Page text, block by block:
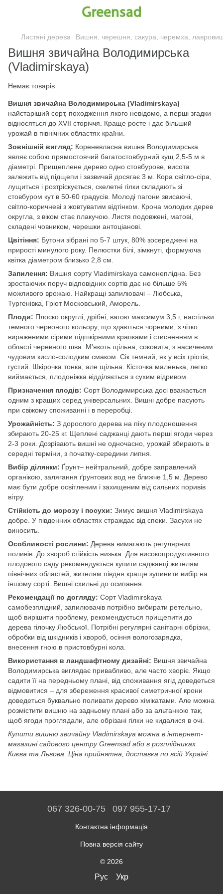
Листяні дерева Вишня, черешня, сакура, черемха,
Вишня звичайна Володимирська
(Vladimirskaya)
Немає товарів
Вишня звичайна Володимирська (Vladimirskaya) –
найстаріший сорт, походження якого невідомо, а перші згадки
відносяться до XVII сторіччя. Краще росте і дає більший
урожай в північних областях країни.
Зовнішній вигляд: Кореневласна вишня Володимирська
являє собою прямостоячий багатостовбурний кущ 2,5-5 м в
діаметрі. Прищеплене дерево одно стовбурове, висота
залежить від підщепи і зазвичай досягає 3 м. Кора світло-сіра,
лущиться і розтріскується, скелетні гілки складають зі
стовбуром кут в 50-60 градусів. Молоді пагони звисаючі,
світло-коричневі з жовтуватим відтінком. Крона молодих дерев
округла, з віком стає плакучою. Листя подовжені, матові,
складені човником, черешки антоціанові.
Цвітіння: Бутони зібрані по 5-7 штук, 80% зосереджені на
прирості минулого року. Пелюстки білі, зімкнуті, формуюча
квітка діаметром близько 2,8 см.
Запилення: Вишня сорту Vladimirskaya самонеплідна. Без
зростаючих поруч відповідних сортів дає не більше 5%
можливого врожаю. Найкращі запилювачі – Любська,
Тургенівка, Гріот Московський, Аморель.
Плоди: Плоско округлі, дрібні, вагою максимум 3,5 г, настільки
темного червоного кольору, що здаються чорними, з чітко
вираженими сірими підшкірними крапками і стисненням в
області черевного шва. М'якоть щільна, соковита, з насиченим
чудовим кисло-солодким смаком. Сік темний, як у всіх гріотів,
густий. Шкірочка тонка, але щільна. Кісточка маленька, легко
виймається, плодоніжка відділяється з сухим відривом.
Призначення плодів: Сорт Володимирська досі вважається
одним з кращих серед універсальних. Вишні добре пасують
при свіжому споживанні і в переробці.
Урожайність: З дорослого дерева на піку плодоношення
збирають 20-25 кг. Щеплені саджанці дають перші ягоди через
2-3 роки. Дозрівають вишні не одночасно, урожай збирають в
середні терміни, з початку-середини липня.
Вибір ділянки: Ґрунт– нейтральний, добре заправлений
органікою, залягання ґрунтових вод не ближче 1,5 м. Дерево
має бути добре освітленим і захищеним від сильних поривів
вітру.
Стійкість до морозу і посухи: Зимує вишня Vladimirskaya
добре. У південних областях страждає від спеки. Засухи не
виносить.
Особливості рослини: Дерева вимагають регулярних
поливів. До хвороб стійкість низька. Для високопродуктивного
плодового саду рекомендується купити саджанці жителям
північних областей, жителям півдня краще зупинити вибір на
іншому сорті. Вишні схильні до осипання.
Рекомендації по догляду: Сорт Vladimirskaya
самобезплідний, запилювачів потрібно вибирати ретельно,
щоб вирішити проблему, рекомендується прищепити до
дерева гілочку Любської. Потрібні регулярні санітарні обрізки,
обробки від шкідників і хвороб, осіння вологозарядка,
внесення гною в пристовбурні кола.
Використання в ландшафтному дизайні: Вишня звичайна
Володимирська виглядає привабливо, але часто хворіє. Якщо
садити її на передньому плані, від споживання ягід доведеться
відмовитися – для збереження красивої симетричної крони
доведеться буквально поливати дерево хімікатами. Але можна
розмістити вишню на задньому плані або за альтанкою так,
щоб ягоди проглядали, але обрізані гілки не кидалися в очі.
Купити вишню звичайну Vladimirskaya можна в інтернет-
магазині садового центру Greensad або в розплідниках
Києва та Львова. Ціна прийнятна, доставка по всій Україні.
067 326-00-75 097 955-17-17
Контактна інформація
Повна версія сайту
© 2026
Рус Укр